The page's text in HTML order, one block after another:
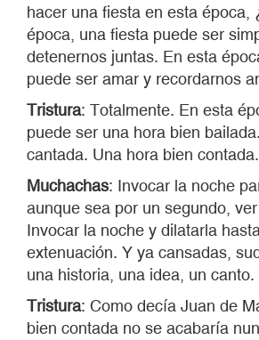
hacer una fiesta en esta época,
época, una fiesta puede ser
detenernos juntas. En esta
puede ser amar y recordarnos
Tristura: Totalmente. En esta
puede ser una hora bien
cantada. Una hora bien contada.
Muchachas: Invocar la noche
aunque sea por un segundo,
Invocar la noche y dilatarla
extenuación. Y ya cansadas,
una historia, una idea, un canto.
Tristura: Como decía Juan de
bien contada no se acabaría